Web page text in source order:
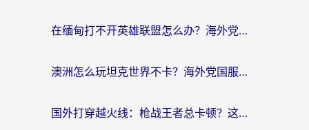
在缅甸打不开英雄联盟怎么办？海外党亲测有效的国服游戏加速指南
澳洲怎么玩坦克世界不卡？海外党国服游戏加速终极指南（附逆战奇妙碰碰车解决方案）
国外打穿越火线：枪战王者总卡顿？这篇加速器推荐下载指南帮你解决延迟难题